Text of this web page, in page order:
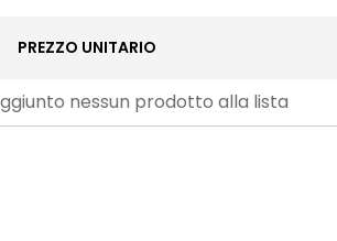
PREZZO UNITARIO
nessun prodotto alla lista